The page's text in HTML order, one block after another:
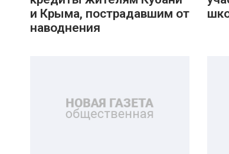
и Крыма, пострадавшим от
наводнения